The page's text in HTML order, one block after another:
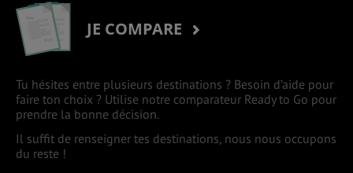
JE COMPARE
Tu hésites entre plusieurs destinations ? Besoin d’aide pour
faire ton choix ? Utilise notre comparateur Ready to Go pour
prendre la bonne décision.
Il suffit de renseigner tes destinations, nous nous occupons
du reste !